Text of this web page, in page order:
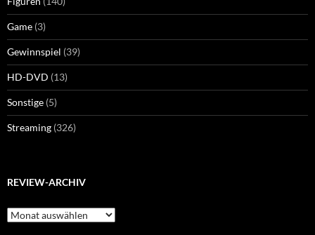
Game (3)
Gewinnspiel (39)
HD-DVD (13)
Sonstige (5)
Streaming (326)
REVIEW-ARCHIV
Review-
Archiv